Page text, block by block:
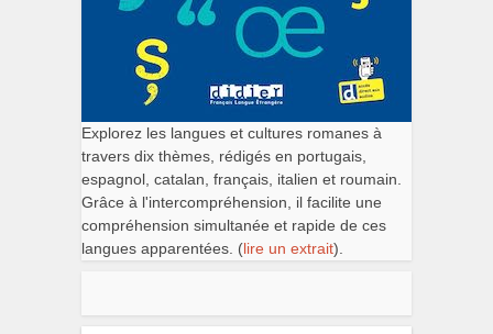
Explorez les langues et cultures romanes à
travers dix thèmes, rédigés en portugais,
espagnol, catalan, français, italien et roumain.
Grâce à l'intercompréhension, il facilite une
compréhension simultanée et rapide de ces
langues apparentées. (lire un extrait).